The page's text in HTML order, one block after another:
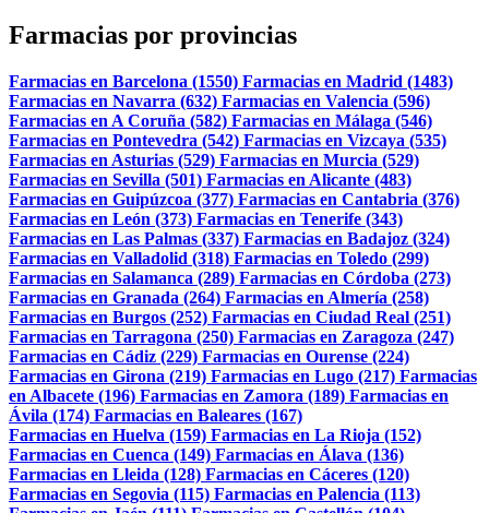
Farmacias por provincias
Farmacias en Barcelona (1550) Farmacias en Madrid (1483)
Farmacias en Navarra (632) Farmacias en Valencia (596)
Farmacias en A Coruña (582) Farmacias en Málaga (546)
Farmacias en Pontevedra (542) Farmacias en Vizcaya (535)
Farmacias en Asturias (529) Farmacias en Murcia (529)
Farmacias en Sevilla (501) Farmacias en Alicante (483)
Farmacias en Guipúzcoa (377) Farmacias en Cantabria (376)
Farmacias en León (373) Farmacias en Tenerife (343)
Farmacias en Las Palmas (337) Farmacias en Badajoz (324)
Farmacias en Valladolid (318) Farmacias en Toledo (299)
Farmacias en Salamanca (289) Farmacias en Córdoba (273)
Farmacias en Granada (264) Farmacias en Almería (258)
Farmacias en Burgos (252) Farmacias en Ciudad Real (251)
Farmacias en Tarragona (250) Farmacias en Zaragoza (247)
Farmacias en Cádiz (229) Farmacias en Ourense (224)
Farmacias en Girona (219) Farmacias en Lugo (217) Farmacias
en Albacete (196) Farmacias en Zamora (189) Farmacias en
Ávila (174) Farmacias en Baleares (167)
Farmacias en Huelva (159) Farmacias en La Rioja (152)
Farmacias en Cuenca (149) Farmacias en Álava (136)
Farmacias en Lleida (128) Farmacias en Cáceres (120)
Farmacias en Segovia (115) Farmacias en Palencia (113)